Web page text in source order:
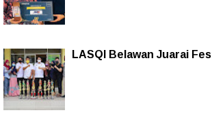
LASQI Belawan Juarai